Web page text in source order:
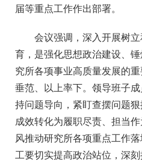
届等重点工作作出部署。
会议强调，深入开展树立
育，是强化思想政治建设、
究所各项事业高质量发展的
垂范、以上率下。领导班子
持问题导向，紧盯查摆问题
成效转化为履职尽责、担当
风推动研究所各项重点工作
工要切实提高政治站位，深